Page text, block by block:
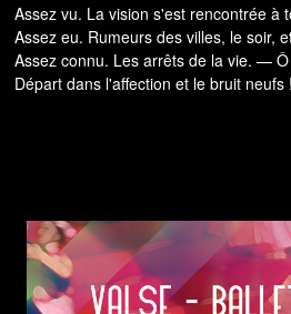
Assez vu. La vision s'est rencontrée à
Assez eu. Rumeurs des villes, le soir,
Assez connu. Les arrêts de la vie. —
Départ dans l'affection et le bruit neufs !